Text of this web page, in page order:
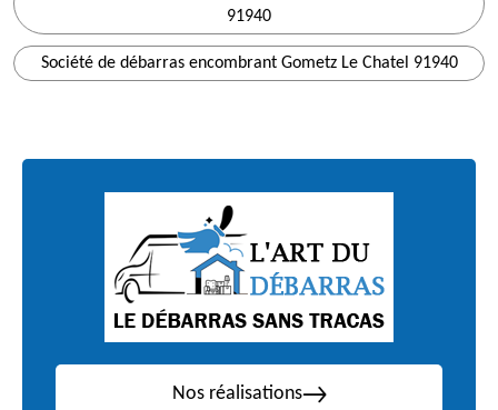
91940
Société de débarras encombrant Gometz Le Chatel 91940
Nos réalisations